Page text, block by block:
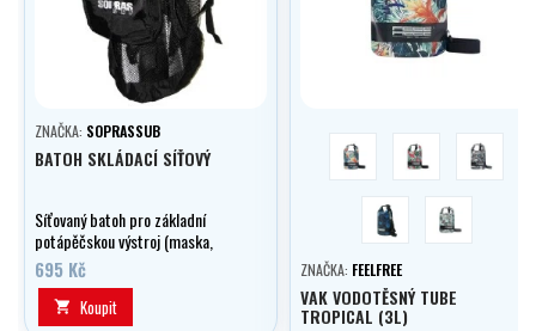
ZNAČKA: SOPRASSUB
BATOH SKLÁDACÍ SÍŤOVÝ
Síťovaný batoh pro základní
potápěčskou výstroj (maska,
ploutve, šnorchl, pot. oblek, nůž
apod.)
695 Kč
 Koupit
Botanic GreenHarmony Mint
Midnight BlueOrganic Teal
ZNAČKA: FEELFREE
VAK VODOTĚSNÝ TUBE
TROPICAL (3L)